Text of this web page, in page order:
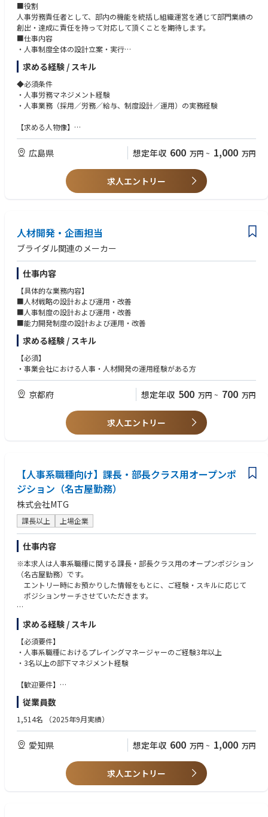
■役割
人事労務責任者として、部内の機能を統括し組織運営を通じて部門業績の
創出・達成に責任を持って対応して頂くことを期待します。
■仕事内容
・人事制度全体の設計立案・実行
・採用業務全般（計数計画、計数管理、実行、社内外各種連携）
・人事関連プロジェクトの遂行など人事業務全般
・計数定量管理含む人的資本関連業務
・PEファンド傘下での組織改善 など
求める経験 / スキル
◆必須条件
・人事労務マネジメント経験
・人事業務（採用／労務／給与、制度設計／運用）の実務経験
【求める人物像】
・人事制度の企画・運用経験をお持ちの方
・課題発見と改善提案が得意な方
・チームマネジメントに積極的に取り組める方
・変化を楽しみ、主体的に行動できる方
広島県 想定年収 600 万円 ~ 1,000 万円
求人エントリー
人材開発・企画担当
ブライダル関連のメーカー
仕事内容
【具体的な業務内容】
■人材戦略の設計および運用・改善
■人事制度の設計および運用・改善
■能力開発制度の設計および運用・改善
求める経験 / スキル
【必須】
・事業会社における人事・人材開発の運用経験がある方
京都府 想定年収 500 万円 ~ 700 万円
求人エントリー
【人事系職種向け】課長・部長クラス用オープンポ
ジション（名古屋勤務）
株式会社MTG
課長以上 上場企業
仕事内容
※本求人は人事系職種に関する課長・部長クラス用のオープンポジション
（名古屋勤務）です。
エントリー時にお預かりした情報をもとに、ご経験・スキルに応じて
ポジションサーチさせていただきます。
職種例：
・採用
・労務
・人事企画
・人材開発
・人事管理
【このポジションにおけるやりがい】
・経営に近い立場でスピード感や裁量をもって仕事をすることができる
・成長期ならではのダイナミックな経験が積める
求める経験 / スキル
【必須要件】
・人事系職種におけるプレイングマネージャーのご経験3年以上
・3名以上の部下マネジメント経験
【歓迎要件】
・上場企業、1,000名規模以上の組織でのご経験
・各種コーポレート系のご経験、または現場でのご経験
従業員数
1,514名 （2025年9月実績）
愛知県 想定年収 600 万円 ~ 1,000 万円
求人エントリー